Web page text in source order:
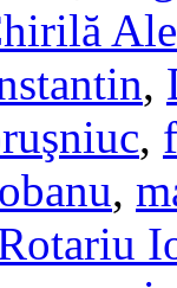
,
,
,